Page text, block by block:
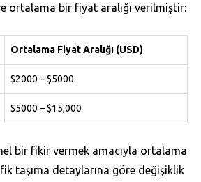
ortalama bir fiyat aralığı verilmiştir:
Ortalama Fiyat Aralığı (USD)
$2000 – $5000
$5000 – $15,000
bir fikir vermek amacıyla ortalama
taşıma detaylarına göre değişiklik